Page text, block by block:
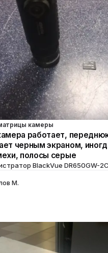
камеры
работает,
черным экраном,
полосы серые
BlackVue DR650GW-
М.